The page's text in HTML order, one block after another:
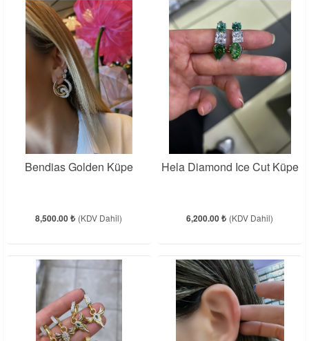
Bendias Golden Küpe
8,500.00 ₺ (KDV Dahil)
Hela Diamond Ice Cut Küpe
6,200.00 ₺ (KDV Dahil)